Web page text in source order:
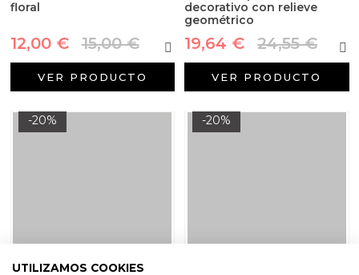
floral
12,00 € 15,00 €
VER PRODUCTO
decorativo con relieve
geométrico
19,64 € 24,55 €
VER PRODUCTO
-20% -20%
UTILIZAMOS COOKIES